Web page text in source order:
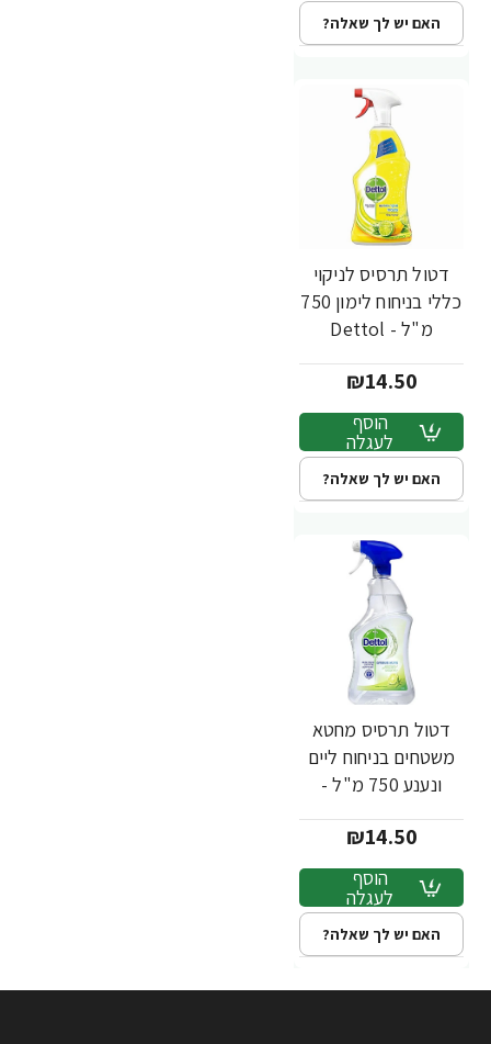
האם יש לך שאלה?
דטול תרסיס לניקוי
כללי בניחוח לימון 750
מ"ל - Dettol
₪14.50
הוסף
לעגלה
האם יש לך שאלה?
דטול תרסיס מחטא
משטחים בניחוח ליים
ונענע 750 מ"ל -
₪14.50
הוסף
לעגלה
האם יש לך שאלה?